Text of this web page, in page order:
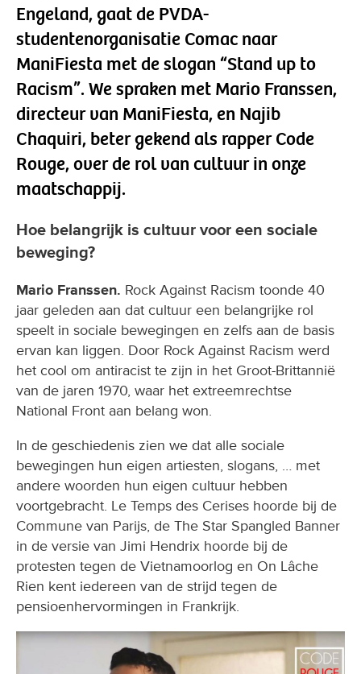
Engeland, gaat de PVDA-
studentenorganisatie Comac naar
ManiFiesta met de slogan “Stand up to
Racism”. We spraken met Mario Franssen,
directeur van ManiFiesta, en Najib
Chaquiri, beter gekend als rapper Code
Rouge, over de rol van cultuur in onze
maatschappij.
Hoe belangrijk is cultuur voor een sociale
beweging?
Mario Franssen. Rock Against Racism toonde 40
jaar geleden aan dat cultuur een belangrijke rol
speelt in sociale bewegingen en zelfs aan de basis
ervan kan liggen. Door Rock Against Racism werd
het cool om antiracist te zijn in het Groot-Brittannië
van de jaren 1970, waar het extreemrechtse
National Front aan belang won.
In de geschiedenis zien we dat alle sociale
bewegingen hun eigen artiesten, slogans, … met
andere woorden hun eigen cultuur hebben
voortgebracht. Le Temps des Cerises hoorde bij de
Commune van Parijs, de The Star Spangled Banner
in de versie van Jimi Hendrix hoorde bij de
protesten tegen de Vietnamoorlog en On Lâche
Rien kent iedereen van de strijd tegen de
pensioenhervormingen in Frankrijk.